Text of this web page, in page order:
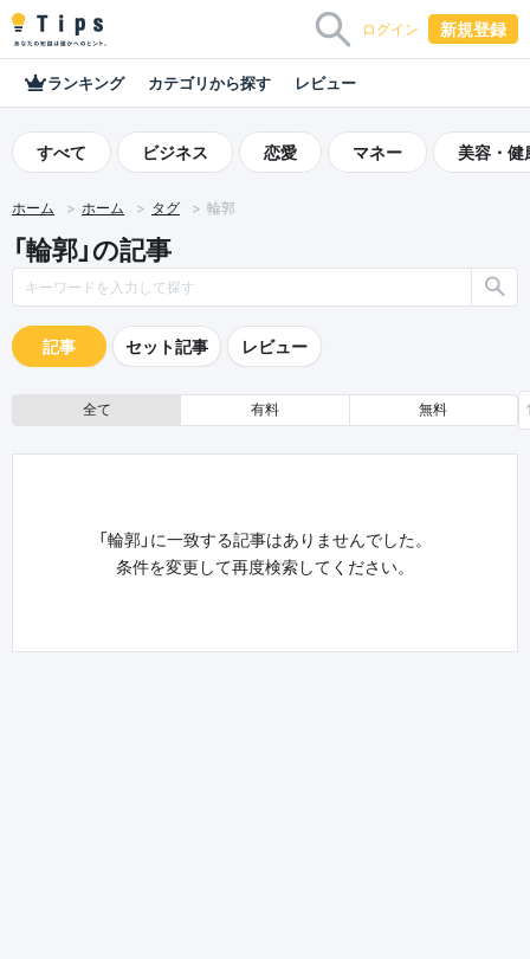
ログイン 新規登録
ランキング カテゴリから探す レビュー
すべて ビジネス 恋愛 マネー 美容・健
ホーム ホーム タグ 輪郭
「輪郭」の記事
記事 セット記事 レビュー
全て 有料 無料
「輪郭」に一致する記事はありませんでした。
条件を変更して再度検索してください。